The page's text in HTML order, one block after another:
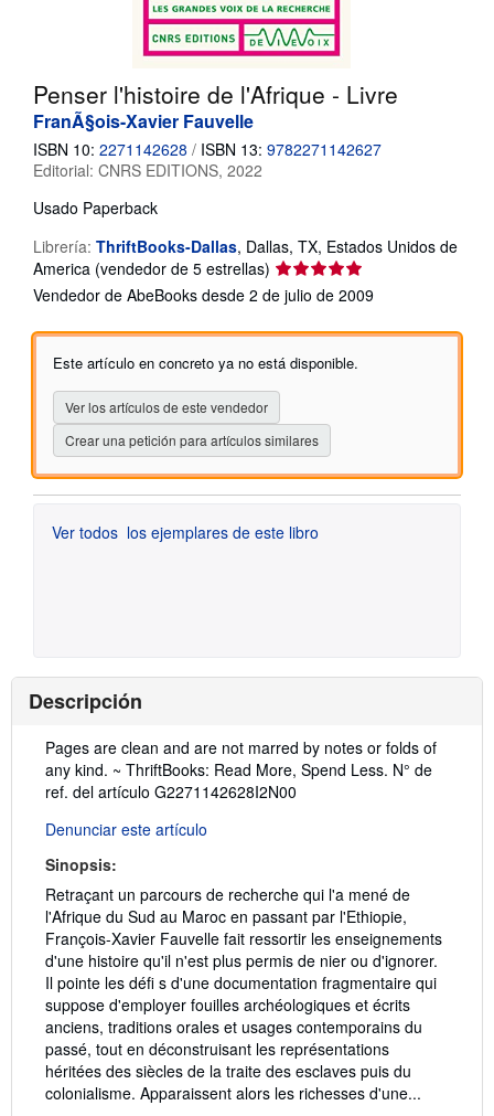
CERRAR
Penser l'histoire de l'Afrique - Livre
FranÃ§ois-Xavier Fauvelle
ISBN 10: 2271142628 / ISBN 13: 9782271142627
Editorial: CNRS EDITIONS, 2022
Usado Paperback
Librería: ThriftBooks-Dallas, Dallas, TX, Estados Unidos de
America (vendedor de 5 estrellas) Calificación
del
vendedor:
5
de
estrellas
Vendedor de AbeBooks desde 2 de julio de 2009
Este artículo en concreto ya no está disponible.
Ver los artículos de este vendedor
Crear una petición para artículos similares
Ver todos los ejemplares de este libro
Descripción
Descripción:
Pages are clean and are not marred by notes or folds of
any kind. ~ ThriftBooks: Read More, Spend Less. N° de
ref. del artículo G2271142628I2N00
Denunciar este artículo
Sinopsis:
Retraçant un parcours de recherche qui l'a mené de
l'Afrique du Sud au Maroc en passant par l'Ethiopie,
François-Xavier Fauvelle fait ressortir les enseignements
d'une histoire qu'il n'est plus permis de nier ou d'ignorer.
Il pointe les défi s d'une documentation fragmentaire qui
suppose d'employer fouilles archéologiques et écrits
anciens, traditions orales et usages contemporains du
passé, tout en déconstruisant les représentations
héritées des siècles de la traite des esclaves puis du
colonialisme. Apparaissent alors les richesses d'une...